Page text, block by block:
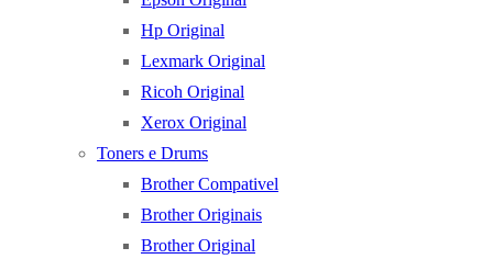
Hp Original
Lexmark Original
Ricoh Original
Xerox Original
Toners e Drums
Brother Compativel
Brother Originais
Brother Original